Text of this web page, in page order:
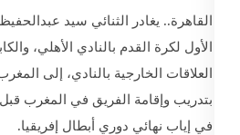
القاهرة.. يغادر الثنائي سيد
الأول لكرة القدم بالنادي الأهلي،
العلاقات الخارجية بالنادي، إلى
بتدريب وإقامة الفريق في المغرب قبل
في إياب نهائي دوري أبطال إفريقيا.